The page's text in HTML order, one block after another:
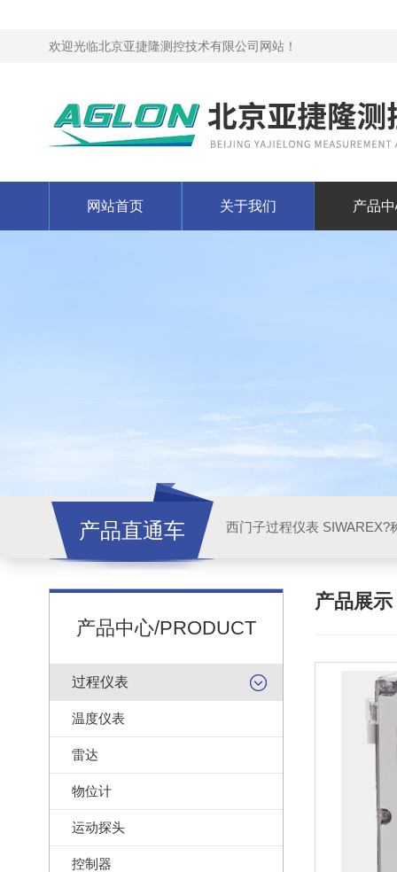
欢迎光临北京亚捷隆测控技术有限公司网站！
网站首页 关于我们 产品
产品直通车 西门子过程仪表 SIWAREX?
产品中心/PRODUCT
过程仪表
温度仪表
雷达
物位计
运动探头
控制器
产品展示